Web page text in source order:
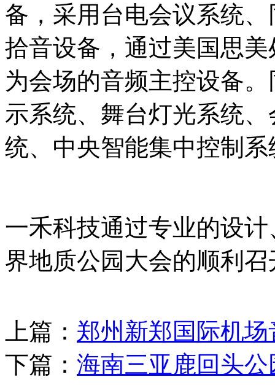
备，采用台电会议系统
拾音设备，通过美国思
为会场的音频主控设备
示系统、舞台灯光系统
统、中央智能集中控制系
一禾科技通过专业的设
界地质公园大会的顺利
上篇： 郑州新郑国际机
下篇： 海南三亚鹿回头